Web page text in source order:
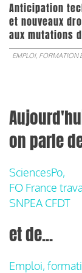
Anticipation
et nouveaux
aux mutations
EMPLOI, FORMATION
on parle
SciencesPo,
FO France
SNPEA CFDT
et de...
Emploi,